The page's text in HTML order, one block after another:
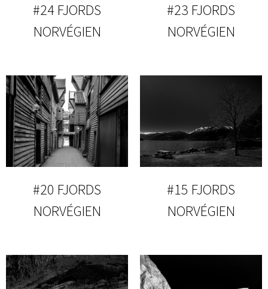
#24 FJORDS
NORVÉGIEN
#23 FJORDS
NORVÉGIEN
#20 FJORDS
NORVÉGIEN
#15 FJORDS
NORVÉGIEN